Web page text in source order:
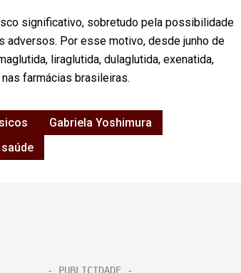
significativo, sobretudo pela possibilidade
adversos. Por esse motivo, desde junho de
liraglutida, dulaglutida, exenatida,
farmácias brasileiras.
Gabriela Yoshimura
saúde